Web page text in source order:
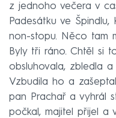
z jednoho večera v
Padesátku ve
non-stopu. Něco tam
Byly tři ráno. Chtěl si
obsluhovala, zbledla
Vzbudila ho a
pan Prachař a vyhrál
počkal, majitel přijel a